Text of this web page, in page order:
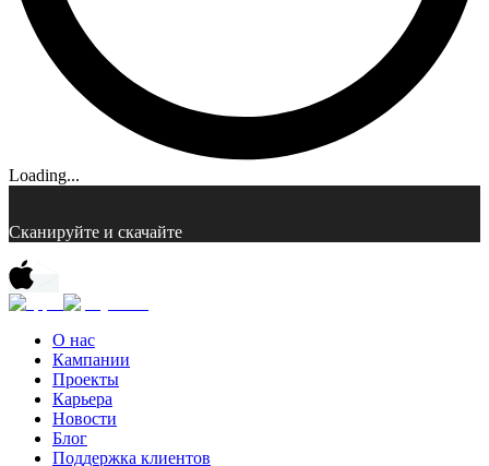
Loading...
Сканируйте и скачайте
О нас
Кампании
Проекты
Карьера
Новости
Блог
Поддержка клиентов